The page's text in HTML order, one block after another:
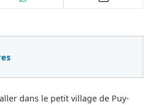
dans le petit village de Puy-